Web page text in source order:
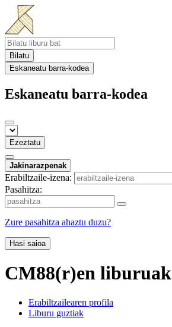
Bilatu
Eskaneatu barra-kodea
Eskaneatu barra-kodea
Ezeztatu
Jakinarazpenak
Erabiltzaile-izena:
Pasahitza:
Zure pasahitza ahaztu duzu?
Hasi saioa
CM88(r)en liburuak
Erabiltzailearen profila
Liburu guztiak